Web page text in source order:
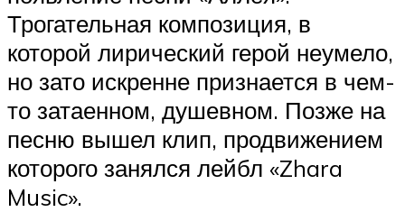
Трогательная композиция, в
которой лирический герой неумело,
но зато искренне признается в чем-
то затаенном, душевном. Позже на
песню вышел клип, продвижением
которого занялся лейбл «Zhara
Music».